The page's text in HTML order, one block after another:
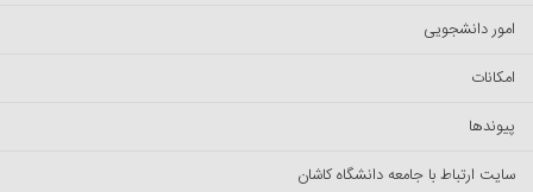
امور دانشجویی
امکانات
پیوندها
سایت ارتباط با جامعه دانشگاه کاشان